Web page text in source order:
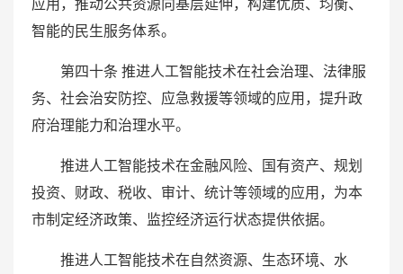
应用，推动公共资源向基层延伸，构建优质、均衡、
智能的民生服务体系。
第四十条 推进人工智能技术在社会治理、法律服
务、社会治安防控、应急救援等领域的应用，提升政
府治理能力和治理水平。
推进人工智能技术在金融风险、国有资产、规划
投资、财政、税收、审计、统计等领域的应用，为本
市制定经济政策、监控经济运行状态提供依据。
推进人工智能技术在自然资源、生态环境、水